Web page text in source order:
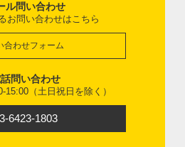
ル問い合わせ
お問い合わせはこちら
合わせフォーム
問い合わせ
15:00（土日祝日を除く）
6423-1803